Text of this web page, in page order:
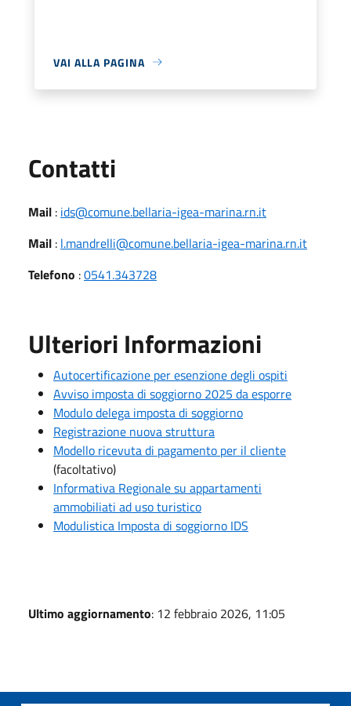
VAI ALLA PAGINA
Contatti
Mail : ids@comune.bellaria-igea-marina.rn.it
Mail : l.mandrelli@comune.bellaria-igea-marina.rn.it
Telefono :0541.343728
Ulteriori Informazioni
Autocertificazione per esenzione degli ospiti
Avviso imposta di soggiorno 2025 da esporre
Modulo delega imposta di soggiorno
Registrazione nuova struttura
Modello ricevuta di pagamento per il cliente
(facoltativo)
Informativa Regionale su appartamenti
ammobiliati ad uso turistico
Modulistica Imposta di soggiorno IDS
Ultimo aggiornamento: 12 febbraio 2026, 11:05